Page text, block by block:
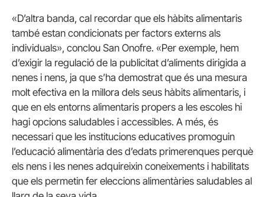
«D’altra banda, cal recordar que els hàbits alimentaris
també estan condicionats per factors externs als
individuals», conclou San Onofre. «Per exemple, hem
d’exigir la regulació de la publicitat d’aliments dirigida a
nenes i nens, ja que s’ha demostrat que és una mesura
molt efectiva en la millora dels seus hàbits alimentaris, i
que en els entorns alimentaris propers a les escoles hi
hagi opcions saludables i accessibles. A més, és
necessari que les institucions educatives promoguin
l’educació alimentària des d’edats primerenques perquè
els nens i les nenes adquireixin coneixements i habilitats
que els permetin fer eleccions alimentàries saludables al